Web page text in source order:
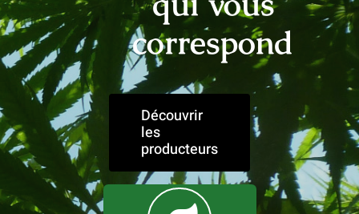
correspond
Découvrir
les
producteurs